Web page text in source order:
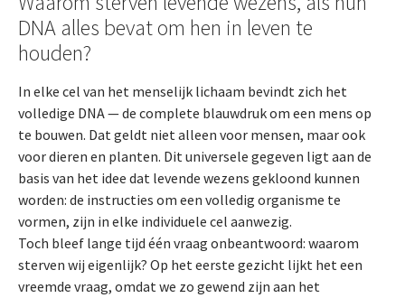
DNA alles bevat om hen in leven te
houden?
In elke cel van het menselijk lichaam bevindt zich het
volledige DNA — de complete blauwdruk om een mens op
te bouwen. Dat geldt niet alleen voor mensen, maar ook
voor dieren en planten. Dit universele gegeven ligt aan de
basis van het idee dat levende wezens gekloond kunnen
worden: de instructies om een volledig organisme te
vormen, zijn in elke individuele cel aanwezig.
Toch bleef lange tijd één vraag onbeantwoord: waarom
sterven wij eigenlijk? Op het eerste gezicht lijkt het een
vreemde vraag, omdat we zo gewend zijn aan het